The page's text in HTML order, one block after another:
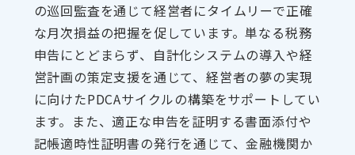
の巡回監査を通じて経営者にタイムリーで正確
な月次損益の把握を促しています。単なる税務
申告にとどまらず、自計化システムの導入や経
営計画の策定支援を通じて、経営者の夢の実現
に向けたPDCAサイクルの構築をサポートしてい
ます。また、適正な申告を証明する書面添付や
記帳適時性証明書の発行を通じて、金融機関か